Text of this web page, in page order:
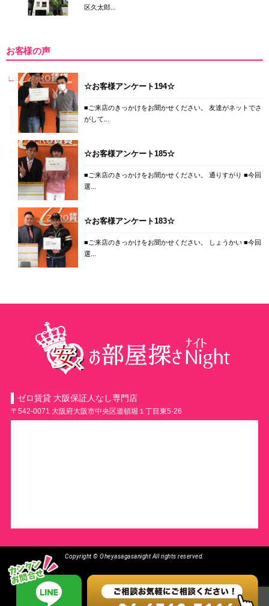
区久太郎...
お客様の声
☆お客様アンケート194☆
■ご来店のきっかけをお聞かせください。 友達がネットでさ
がして...
☆お客様アンケート185☆
■ご来店のきっかけをお聞かせください。 通りすがり ■今回
選...
☆お客様アンケート183☆
■ご来店のきっかけをお聞かせください。 しょうかい ■今回
選...
ゼロ賃貸 大阪保証人なし専門店
〒542-0071 大阪府大阪市中央区道頓堀１丁目東5-26
Copyright © Oheyasagasanight All rights reserved.